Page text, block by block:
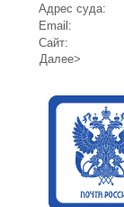
Адрес суда:
Email:
Сайт:
Далее>